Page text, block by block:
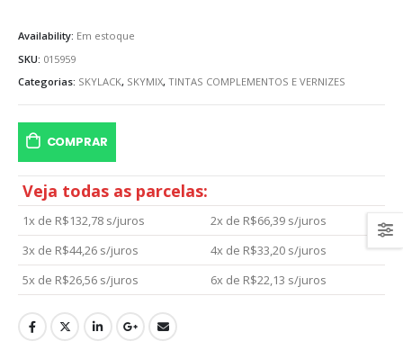
Availability: Em estoque
SKU: 015959
Categorias: SKYLACK, SKYMIX, TINTAS COMPLEMENTOS E VERNIZES
COMPRAR
Veja todas as parcelas:
1x de R$132,78 s/juros 2x de R$66,39 s/juros
3x de R$44,26 s/juros 4x de R$33,20 s/juros
5x de R$26,56 s/juros 6x de R$22,13 s/juros